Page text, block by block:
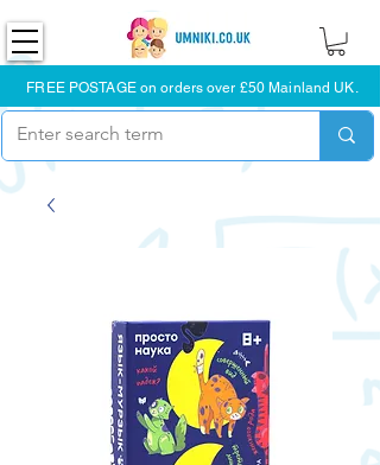
FREE POSTAGE on orders over £50 Mainland UK.